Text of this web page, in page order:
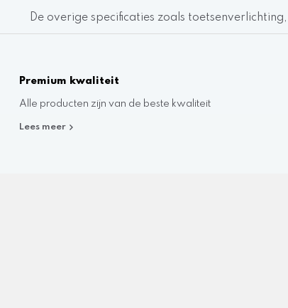
De overige specificaties zoals
Premium kwaliteit
Alle producten zijn van de beste kwaliteit
Lees meer